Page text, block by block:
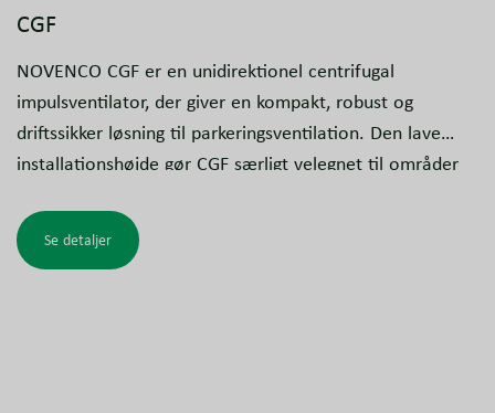
CGF
NOVENCO CGF er en unidirektionel centrifugal
impulsventilator, der giver en kompakt, robust og
driftssikker løsning til parkeringsventilation. Den lave
installationshøjde gør CGF særligt velegnet til områder
specialudformede udløb sikrer effektiv styring af
luftstrømmen og høj thrust niveau. Ventilatoren er
Se detaljer